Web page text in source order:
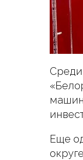
Среди
Еще